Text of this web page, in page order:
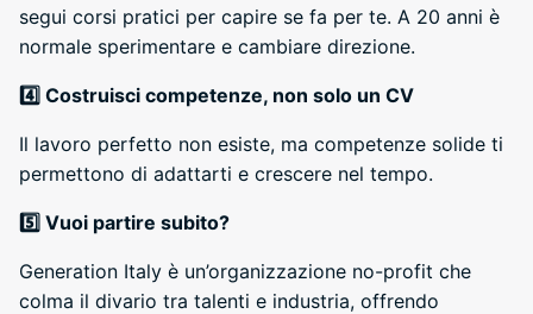
segui corsi pratici per capire se fa per te. A 20 anni è
normale sperimentare e cambiare direzione.
4️ Costruisci competenze, non solo un CV
Il lavoro perfetto non esiste, ma competenze solide ti
permettono di adattarti e crescere nel tempo.
5️ Vuoi partire subito?
Generation Italy è un’organizzazione no-profit che
colma il divario tra talenti e industria, offrendo